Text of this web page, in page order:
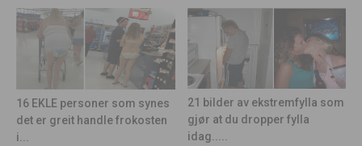
16 EKLE personer som synes
det er greit handle frokosten
i...
21 bilder av ekstremfylla som
gjør at du dropper fylla
idag.....